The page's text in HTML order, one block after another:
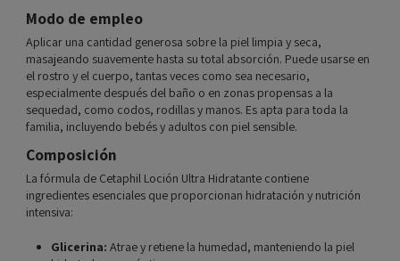
Modo de empleo
Aplicar una cantidad generosa sobre la piel limpia y seca,
masajeando suavemente hasta su total absorción. Puede usarse en
el rostro y el cuerpo, tantas veces como sea necesario,
especialmente después del baño o en zonas propensas a la
sequedad, como codos, rodillas y manos. Es apta para toda la
familia, incluyendo bebés y adultos con piel sensible.
Composición
La fórmula de Cetaphil Loción Ultra Hidratante contiene
ingredientes esenciales que proporcionan hidratación y nutrición
intensiva:
Glicerina: Atrae y retiene la humedad, manteniendo la piel